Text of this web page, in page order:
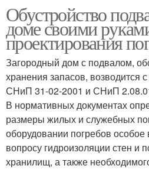
Обустройство
доме своими
проектирования
Загородный дом с подвалом,
хранения запасов, возводится
СНиП 31-02-2001 и СНиП
В нормативных документах
размеры жилых и служебных
оборудовании погребов особое
вопросу гидроизоляции стен и
хранилищ, а также